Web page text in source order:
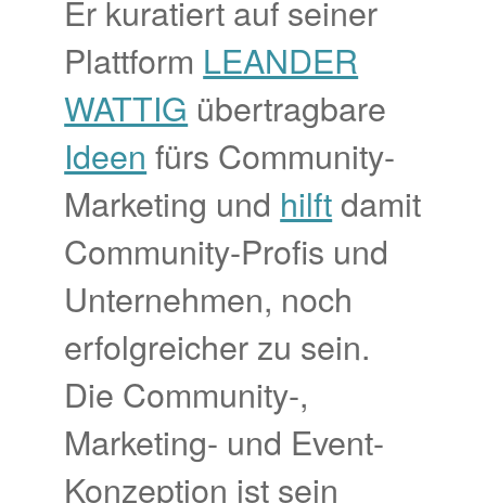
Er kuratiert auf seiner
Plattform LEANDER
WATTIG übertragbare
Ideen fürs Community-
Marketing und hilftdamit
Community-Profis und
Unternehmen, noch
erfolgreicher zu sein.
Die Community-,
Marketing- und Event-
Konzeption ist sein